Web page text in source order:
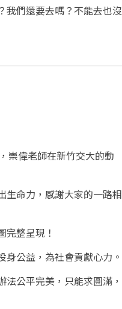
我們還要去嗎？不能去也沒
崇偉老師在新竹交大的動
生命力，感謝大家的一路相
整呈現！
公益，為社會貢獻心力。
公平完美，只能求圓滿，